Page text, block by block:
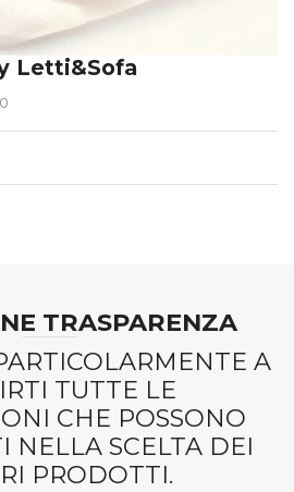
Letti&Sofa
0
TRASPARENZA
A
TUTTE LE
CHE POSSONO
NELLA SCELTA DEI
PRODOTTI.